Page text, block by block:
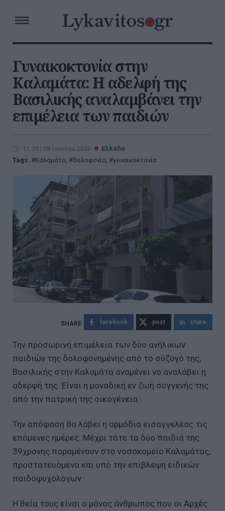
Γυναικοκτονία στην
Καλαμάτα: Η αδελφή της
Βασιλικής αναλαμβάνει την
επιμέλεια των παιδιών
11:39 | 08 Ιουνίου 2026
Ελλάδα
Tags:
Καλαμάτα, δολοφονία, γυναικοκτονία
facebook post share
Την προσωρινή επιμέλεια των δύο ανήλικων
παιδιών της δολοφονημένης από το σύζυγό της,
Βασιλικής στην Καλαμάτα αναμένει να αναλάβει η
αδερφή της. Είναι η μοναδική εν ζωή συγγενής της
από την πατρική της οικογένεια.
Την απόφαση θα λάβει η αρμόδια εισαγγελέας τις
επόμενες ημέρες. Μέχρι τότε τα δύο παιδιά της
39χρονης παραμένουν στο νοσοκομείο Καλαμάτας,
προστατευόμενα και υπό την επίβλεψη ειδικών
παιδοψυχολόγων.
Η θεία τους είναι ο μόνος άνθρωπος που οι Αρχές